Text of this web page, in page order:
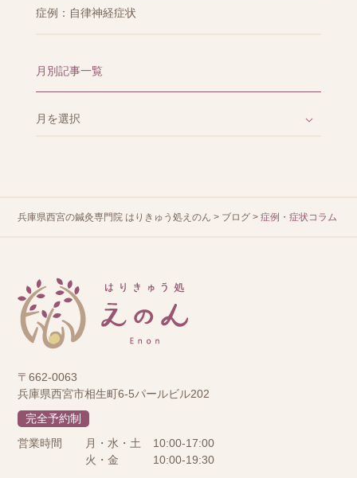
症例：自律神経症状
月別記事一覧
兵庫県西宮の鍼灸専門院 はりきゅう処えのん > ブログ >症例・症状コラム
〒662-0063
兵庫県西宮市相生町6-5パールビル202
完全予約制
営業時間
月・水・土
10:00-17:00
火・金
10:00-19:30